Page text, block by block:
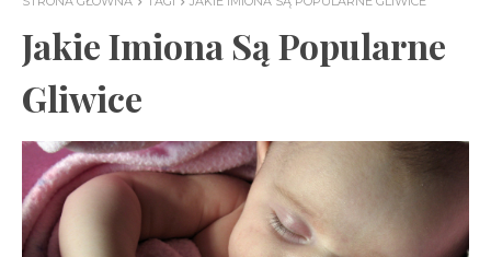
Jakie Imiona Są Popularne
Gliwice